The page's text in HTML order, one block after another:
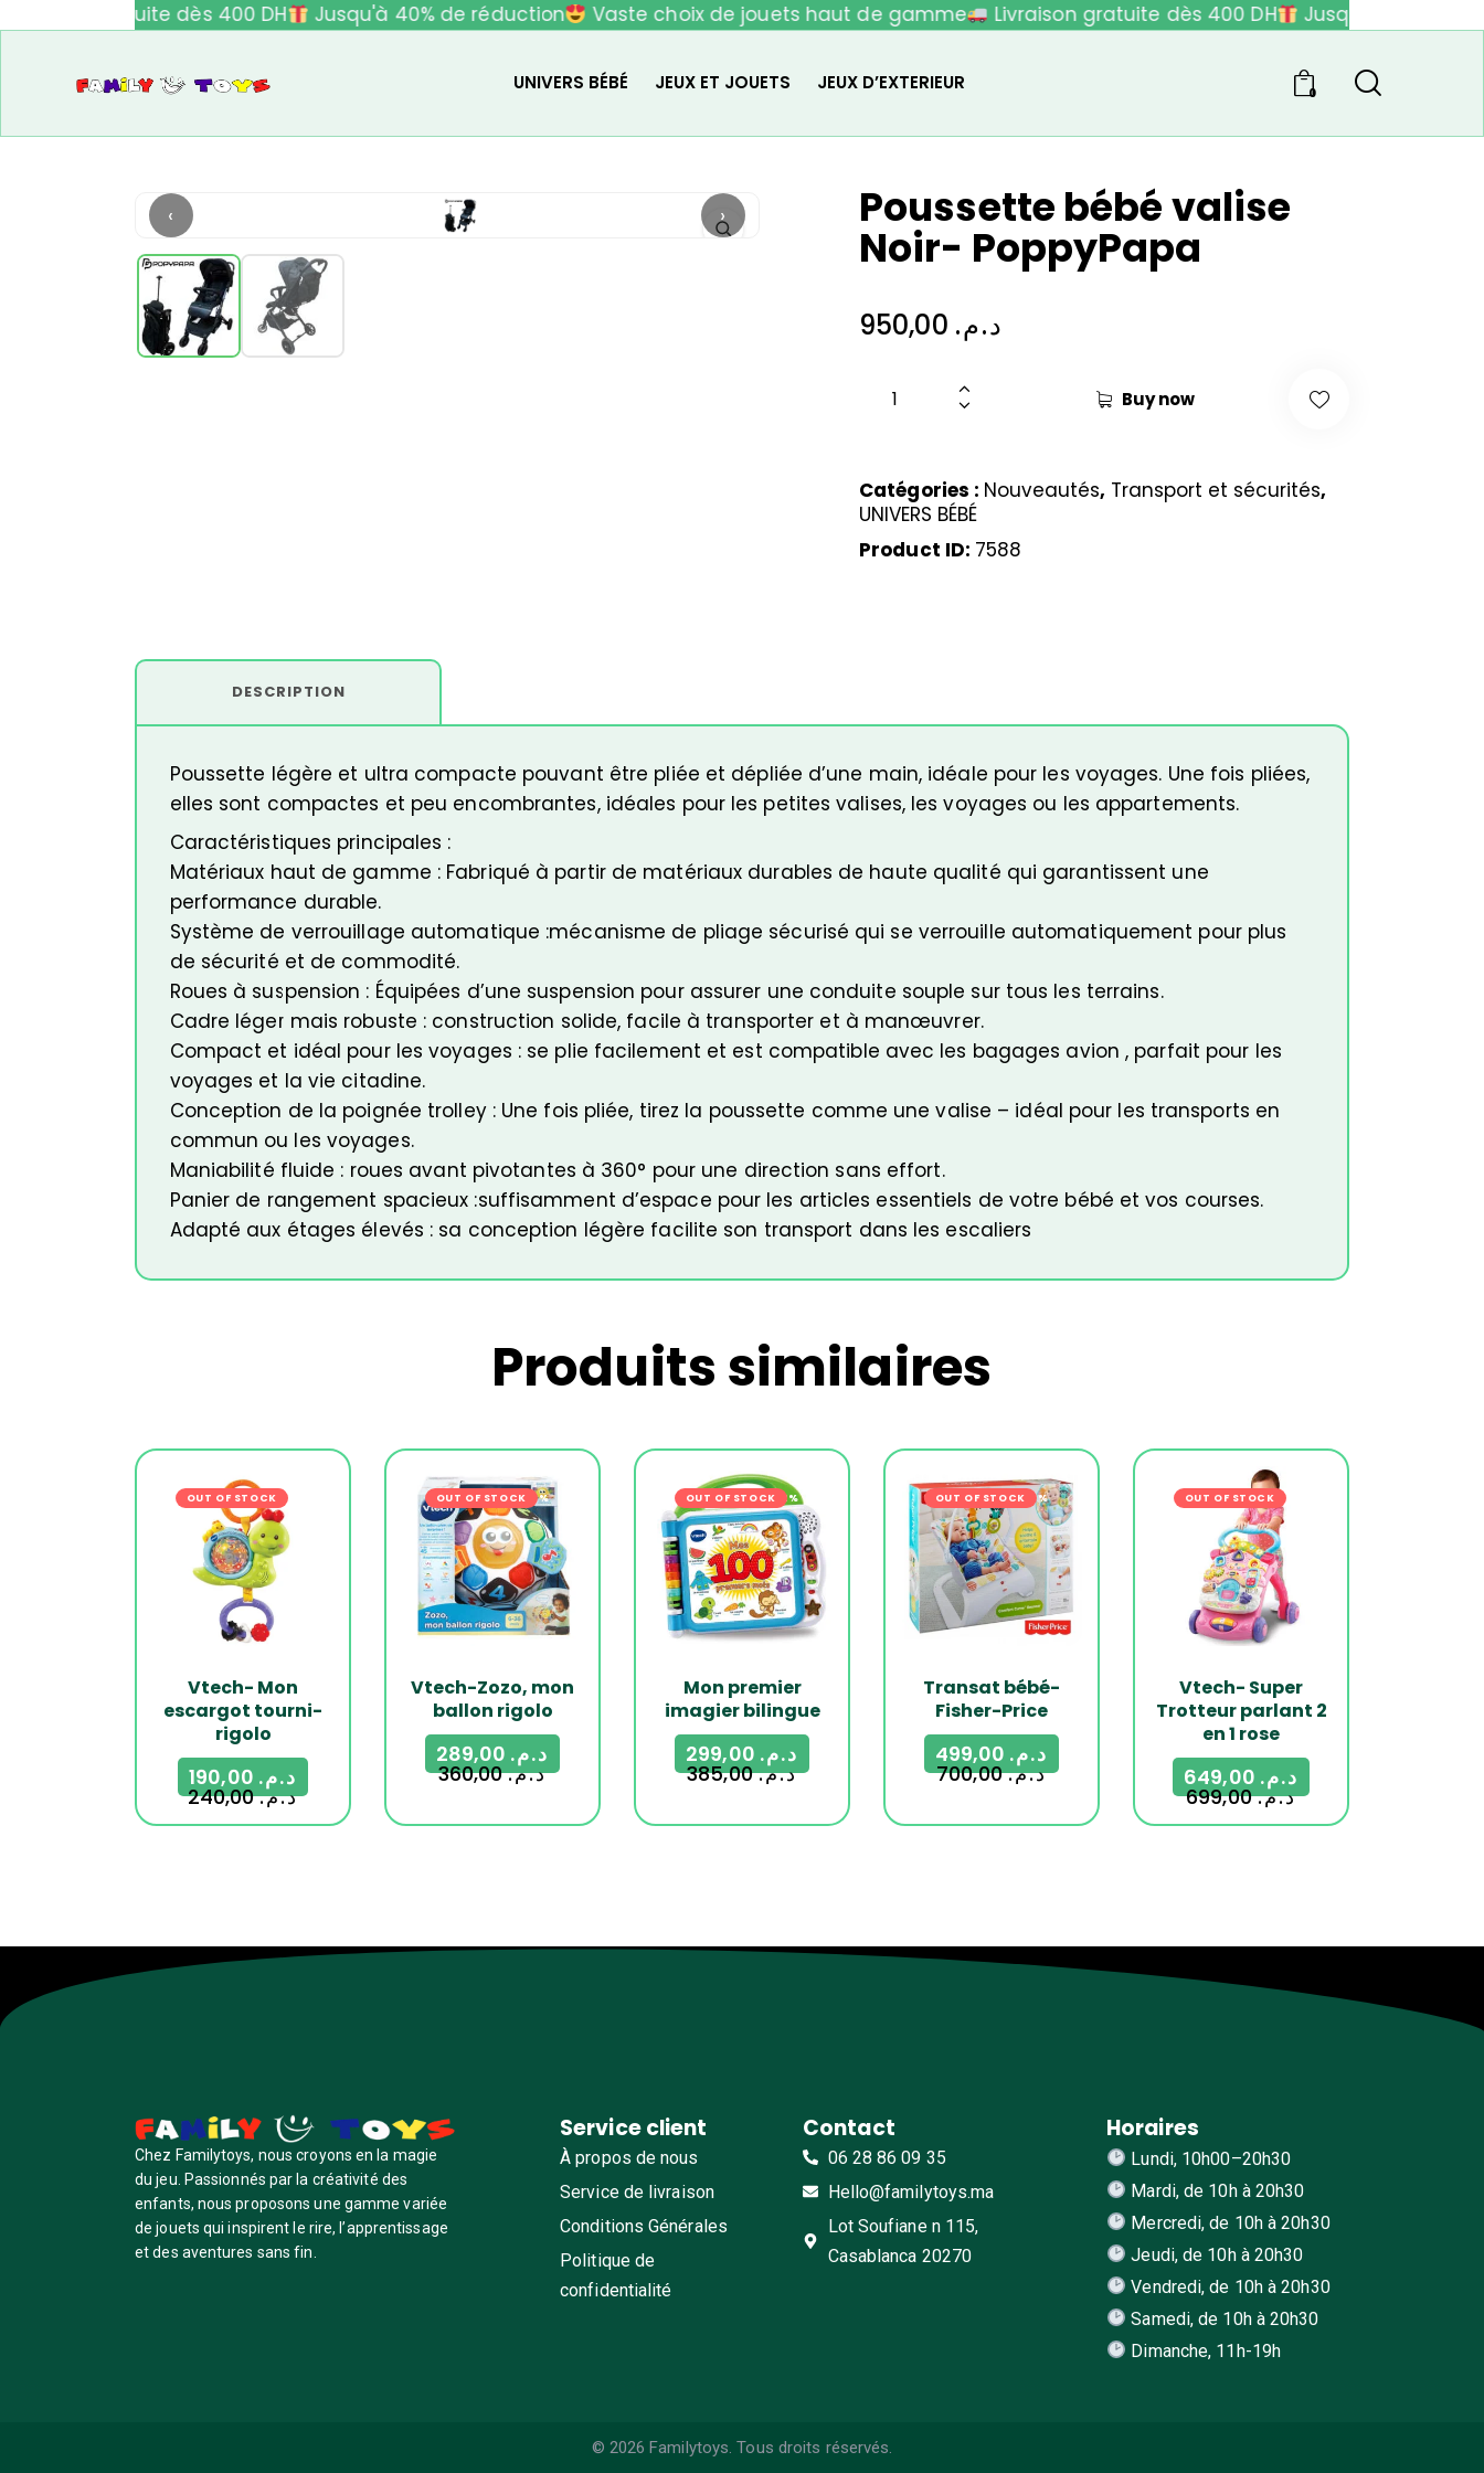
gratuite dès 400 DH Jusqu'à 40% de réduction Vaste choix de jouets haut de gamme Livraison gratuite dès 400 DH Jusqu'à 40% de
UNIVERS BÉBÉ JEUX ET JOUETS JEUX D’EXTERIEUR 0
‹ › Poussette bébé valise
Noir- PoppyPapa
د.م.
Buy now
Catégories : Nouveautés, Transport et sécurités,
UNIVERS BÉBÉ
Product ID: 7588
DESCRIPTION
Poussette légère et ultra compacte pouvant être pliée et dépliée d’une main, idéale pour les voyages. Une fois pliées,
elles sont compactes et peu encombrantes, idéales pour les petites valises, les voyages ou les appartements.
Caractéristiques principales :
Matériaux haut de gamme : Fabriqué à partir de matériaux durables de haute qualité qui garantissent une
performance durable.
Système de verrouillage automatique :mécanisme de pliage sécurisé qui se verrouille automatiquement pour plus
de sécurité et de commodité.
Roues à suspension : Équipées d’une suspension pour assurer une conduite souple sur tous les terrains.
Cadre léger mais robuste : construction solide, facile à transporter et à manœuvrer.
Compact et idéal pour les voyages : se plie facilement et est compatible avec les bagages avion , parfait pour les
voyages et la vie citadine.
Conception de la poignée trolley : Une fois pliée, tirez la poussette comme une valise – idéal pour les transports en
commun ou les voyages.
Maniabilité fluide : roues avant pivotantes à 360° pour une direction sans effort.
Panier de rangement spacieux :suffisamment d’espace pour les articles essentiels de votre bébé et vos courses.
Adapté aux étages élevés : sa conception légère facilite son transport dans les escaliers
Produits similaires
OUT OF STOCK-21%
Vtech- Mon
escargot tourni-
rigolo
د.م.240,00
د.م.
OUT OF STOCK-20%
Vtech-Zozo, mon
ballon rigolo
د.م.360,00
د.م.
OUT OF STOCK-22%
Mon premier
imagier bilingue
د.م.385,00
د.م.
OUT OF STOCK-29%
Transat bébé-
Fisher-Price
د.م.700,00
د.م.
OUT OF STOCK-7%
Vtech- Super
Trotteur parlant 2
en 1 rose
د.م.699,00
د.م.
Chez Familytoys, nous croyons en la magie
du jeu. Passionnés par la créativité des
enfants, nous proposons une gamme variée
de jouets qui inspirent le rire, l’apprentissage
et des aventures sans fin.
Service client
À propos de nous
Service de livraison
Conditions Générales
Politique de
confidentialité
Contact
06 28 86 09 35
Hello@familytoys.ma
Lot Soufiane n 115,
Casablanca 20270
Horaires
Lundi, 10h00–20h30
Mardi, de 10h à 20h30
Mercredi, de 10h à 20h30
Jeudi, de 10h à 20h30
Vendredi, de 10h à 20h30
Samedi, de 10h à 20h30
Dimanche, 11h-19h
© 2026 Familytoys. Tous droits réservés.